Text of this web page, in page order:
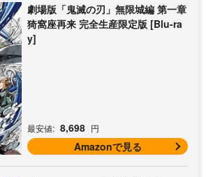
劇場版「鬼滅の刃」無限城編 第一章
猗窩座再来 完全生産限定版 [Blu-ra
y]
最安値: 8,698 円
Amazonで見る